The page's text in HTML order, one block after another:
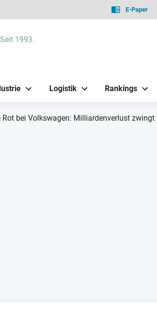
E-Paper
1993.
Logistik Rankings
bei Volkswagen: Milliardenverlust